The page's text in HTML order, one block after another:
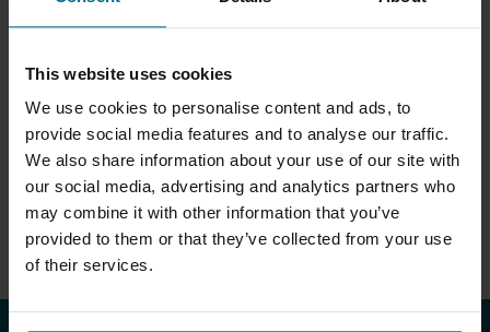
This website uses cookies
We use cookies to personalise content and ads, to
provide social media features and to analyse our traffic.
We also share information about your use of our site with
our social media, advertising and analytics partners who
may combine it with other information that you’ve
provided to them or that they’ve collected from your use
of their services.
MEMBRANES SANDPIPER S
PLASTIQUE
Les pompes pneumatiques à
membranes de la série S
conviennent au pompage de
petits à grands débits ...